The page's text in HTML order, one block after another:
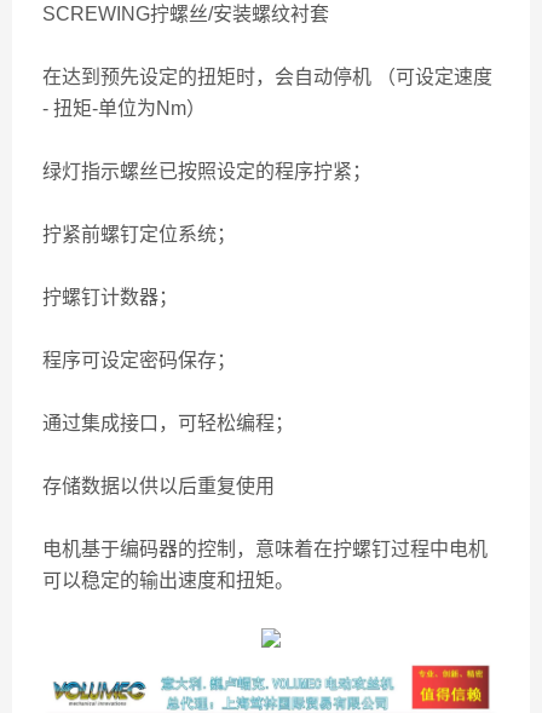
SCREWING拧螺丝/安装螺纹衬套
在达到预先设定的扭矩时，会自动停机 （可设定速度
- 扭矩-单位为Nm）
绿灯指示螺丝已按照设定的程序拧紧；
拧紧前螺钉定位系统；
拧螺钉计数器；
程序可设定密码保存；
通过集成接口，可轻松编程；
存储数据以供以后重复使用
电机基于编码器的控制，意味着在拧螺钉过程中电机
可以稳定的输出速度和扭矩。